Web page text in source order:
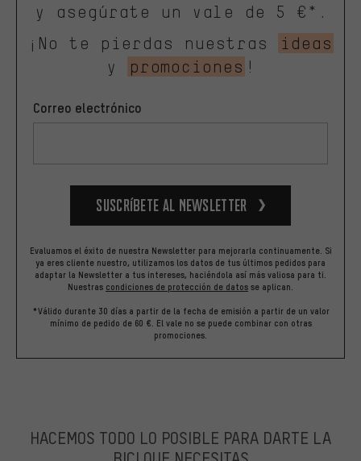
y asegúrate un vale de 5 €*.
¡No te pierdas nuestras
ideas
y
promociones !
Correo electrónico
Suscríbete al newsletter
Evaluamos el éxito de nuestra Newsletter para mejorarla continuamente. Si
ya eres cliente nuestro, utilizamos los datos de tus últimos pedidos para
adaptar la Newsletter a tus intereses, haciéndola así más valiosa para ti.
Nuestras condiciones de protección de datos se aplican.
*Válido durante 30 días a partir de la fecha de emisión a partir de un valor
mínimo de pedido de 60 €. El vale no se puede combinar con otras
promociones.
HACEMOS TODO LO POSIBLE PARA DARTE LA